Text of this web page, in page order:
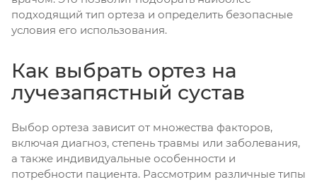
подходящий тип ортеза и определить безопасные
условия его использования.
Как выбрать ортез на
лучезапястный сустав
Выбор ортеза зависит от множества факторов,
включая диагноз, степень травмы или заболевания,
а также индивидуальные особенности и
потребности пациента. Рассмотрим различные типы